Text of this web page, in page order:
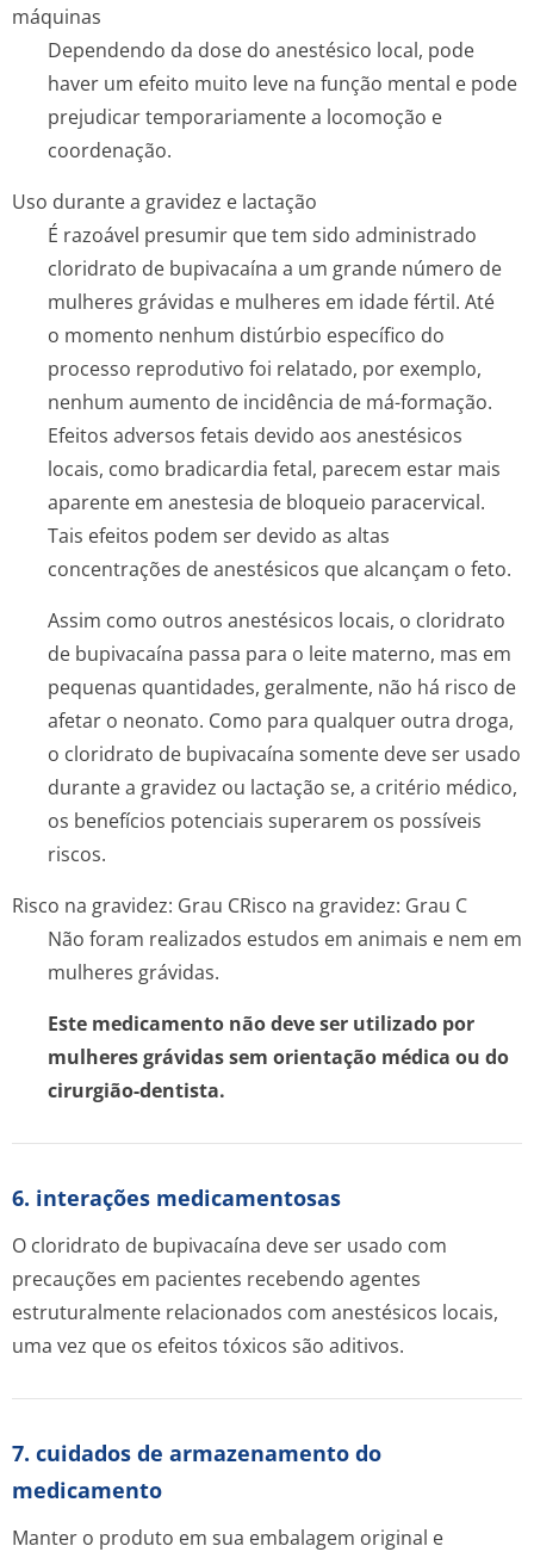
máquinas
Dependendo da dose do anestésico local, pode
haver um efeito muito leve na função mental e pode
prejudicar temporariamente a locomoção e
coordenação.
Uso durante a gravidez e lactação
É razoável presumir que tem sido administrado
cloridrato de bupivacaína a um grande número de
mulheres grávidas e mulheres em idade fértil. Até
o momento nenhum distúrbio específico do
processo reprodutivo foi relatado, por exemplo,
nenhum aumento de incidência de má-formação.
Efeitos adversos fetais devido aos anestésicos
locais, como bradicardia fetal, parecem estar mais
aparente em anestesia de bloqueio paracervical.
Tais efeitos podem ser devido as altas
concentrações de anestésicos que alcançam o feto.
Assim como outros anestésicos locais, o cloridrato
de bupivacaína passa para o leite materno, mas em
pequenas quantidades, geralmente, não há risco de
afetar o neonato. Como para qualquer outra droga,
o cloridrato de bupivacaína somente deve ser usado
durante a gravidez ou lactação se, a critério médico,
os benefícios potenciais superarem os possíveis
riscos.
Risco na gravidez: Grau CRisco na gravidez: Grau C
Não foram realizados estudos em animais e nem em
mulheres grávidas.
Este medicamento não deve ser utilizado por
mulheres grávidas sem orientação médica ou do
cirurgião-dentista.
6. interações medicamentosas
O cloridrato de bupivacaína deve ser usado com
precauções em pacientes recebendo agentes
estruturalmente relacionados com anestésicos locais,
uma vez que os efeitos tóxicos são aditivos.
7. cuidados de armazenamento do
medicamento
Manter o produto em sua embalagem original e